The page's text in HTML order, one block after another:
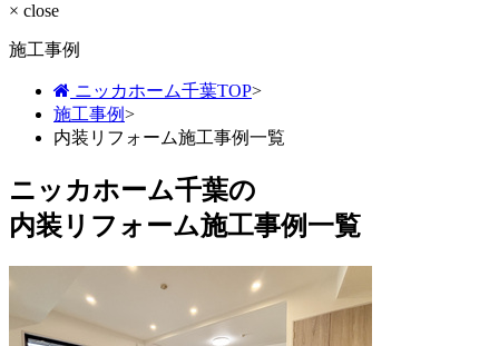
× close
施工事例
ニッカホーム千葉TOP>
施工事例>
内装リフォーム施工事例一覧
ニッカホーム千葉の
内装リフォーム施工事例一覧